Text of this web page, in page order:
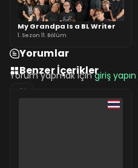
My Grandpa Is a BL Writer
1. Sezon 11. Bölüm
Yorumlar
Yorum yapmak içingiriş yapın
Benzer İçerikler